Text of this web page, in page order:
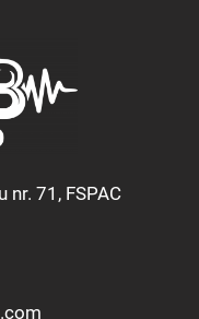
e
nr. 71, FSPAC